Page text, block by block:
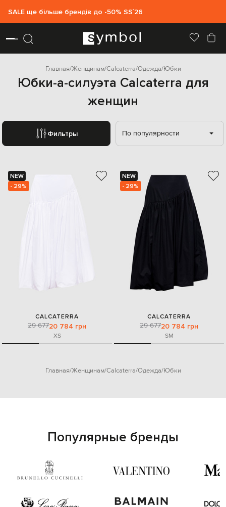
SALE ще більше брендів до -50% SS`26
Главная Женщинам Calcaterra Одежда Юбки
Юбки-а-силуэта Calcaterra для
женщин
Фильтры По популярности
NEW
- 29%
CALCATERRA
29 67720 784 грн
XS
NEW
- 29%
CALCATERRA
29 67720 784 грн
SM
Главная Женщинам Calcaterra Одежда Юбки
Популярные бренды